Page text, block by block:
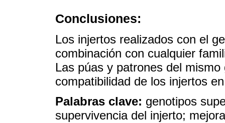
Conclusiones:
Los injertos realizados con el
combinación con cualquier
Las púas y patrones del
compatibilidad de los injertos
Palabras clave: genotipos
supervivencia del injerto;